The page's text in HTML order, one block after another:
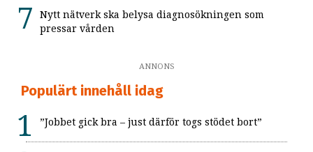
Nytt nätverk ska belysa diagnosökningen som
pressar vården
ANNONS
Populärt innehåll idag
”Jobbet gick bra – just därför togs stödet bort”